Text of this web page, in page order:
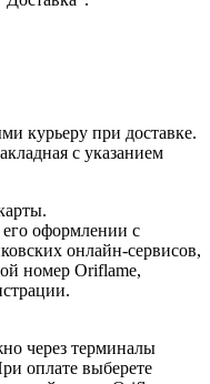
курьеру при доставке.
с указанием
оформлении с
онлайн-сервисов,
номер Oriflame,
через терминалы
оплате выберете